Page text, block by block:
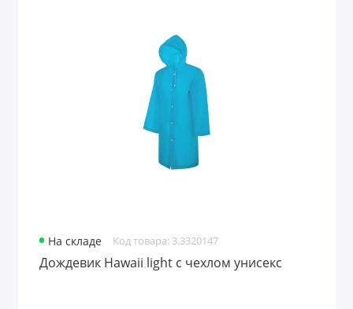
На складе Код товара: 3.3320147
Дождевик Hawaii light c чехлом унисекс